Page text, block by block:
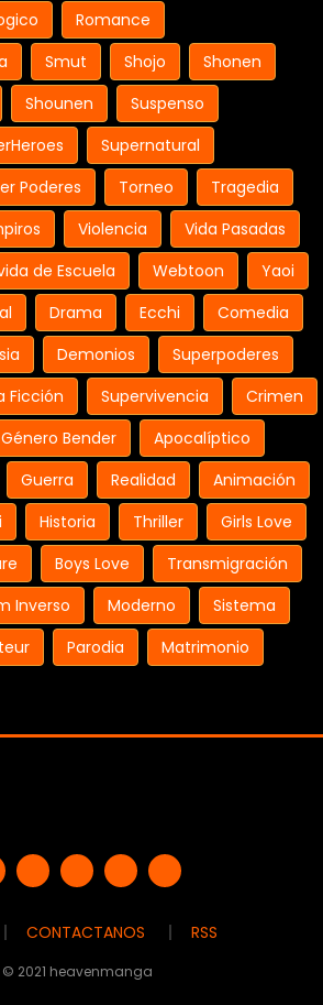
Romance
Smut Shojo
Shonen
Shounen
Suspenso
Supernatural
Poderes Torneo
Tragedia
Violencia
Vida Pasadas
de Escuela Webtoon
Yaoi
Drama Ecchi
Comedia
Demonios
Superpoderes
Ficción Supervivencia
Crimen
Género Bender
Apocalíptico
Guerra Realidad
Animación
Historia Thriller
Girls Love
Boys Love
Transmigración
Inverso Moderno
Sistema
Parodia Matrimonio
CONTACTANOS RSS
© 2021 heavenmanga